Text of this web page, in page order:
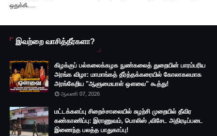
ஒதுக்கீட…
இவற்றை வாசித்தீர்களா?
கிழக்குப் பல்கலைக்கழக நுண்கலைத் துறையின் பாரம்பரிய
அரங்க விழா: மாமாங்கத் தீர்த்தக்கரையில் கோலாகலமாக
அரங்கேறிய "ஆளுமையாள் ஔவை" கூத்து!
ஆவணி 07, 2026
மட்டக்களப்பு சிறைச்சாலையில் சுழற்சி முறையில் தீவிர
கண்காணிப்பு: இராணுவம், பொலிஸ் ,விசேட அதிரடிப்படை
இணைந்த பலத்த பாதுகாப்பு!